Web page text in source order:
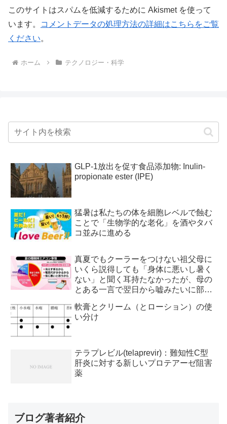
このサイトはスパムを低減するために Akismet を使って
います。
コメントデータの処理方法の詳細はこちらをご覧
ください。
ホーム テクノロジー・科学
GLP-1放出を促す食品添加物: Inulin-
propionate ester (IPE)
猛暑は私たちの体を細胞レベルで蝕む
ことで「生物学的な老化」を酒やタバ
コ並みに進める
真夏でもクーラーをつけない祖父母に
いくら説得しても「身体に悪いし暑く
ない」と聞く耳持たなかったが、母の
とある一言で翌日から嘘みたいに部屋
軟膏とクリーム（とローション）の使
い分け
テラプレビル(telaprevir)：難知性C型
肝炎に対する新しいプロテアーゼ阻害
薬
ブログ著者紹介